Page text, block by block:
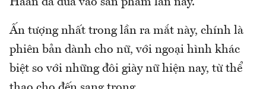
Haan đã đưa vào sản phẩm lần này.
Ấn tượng nhất trong lần ra mắt này, chính là
phiên bản dành cho nữ, với ngoại hình khác
biệt so với những đôi giày nữ hiện nay, từ thể